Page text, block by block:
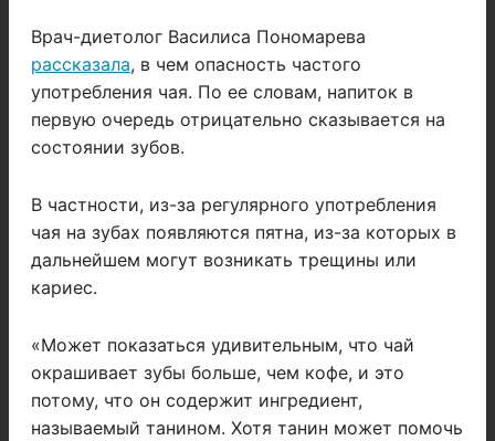
Врач-диетолог Василиса Пономарева
рассказала, в чем опасность частого
употребления чая. По ее словам, напиток в
первую очередь отрицательно сказывается на
состоянии зубов.
В частности, из-за регулярного употребления
чая на зубах появляются пятна, из-за которых в
дальнейшем могут возникать трещины или
кариес.
«Может показаться удивительным, что чай
окрашивает зубы больше, чем кофе, и это
потому, что он содержит ингредиент,
называемый танином. Хотя танин может помочь